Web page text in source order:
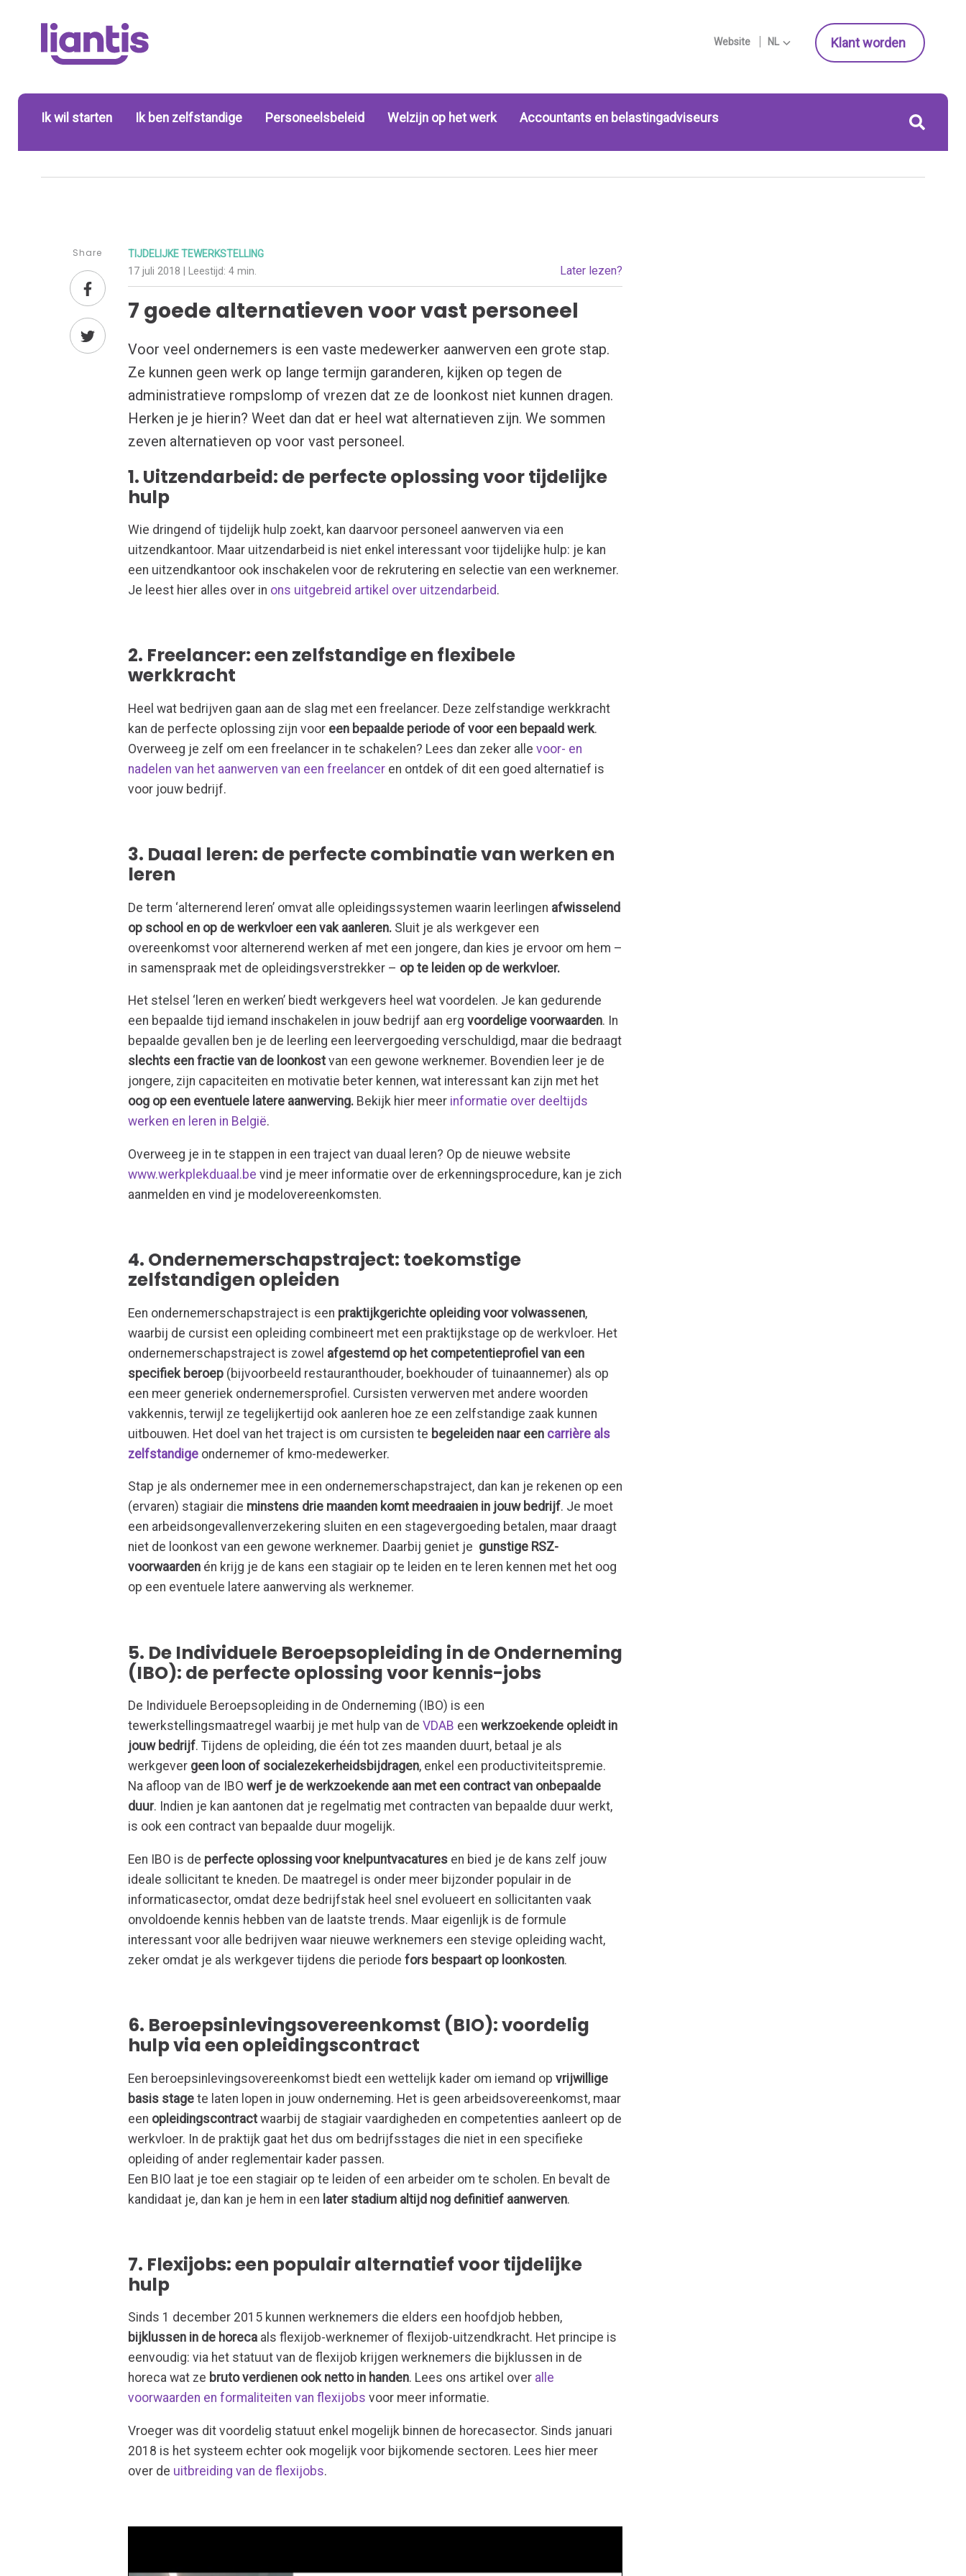
Website NL Klant worden
Ik wil starten Ik ben zelfstandige Personeelsbeleid Welzijn op het werk Accountants en belastingadviseurs
Share TIJDELIJKE TEWERKSTELLING
17 juli 2018 | Leestijd:4 min. Later lezen?
7 goede alternatieven voor vast personeel
Voor veel ondernemers is een vaste medewerker aanwerven een grote stap.
Ze kunnen geen werk op lange termijn garanderen, kijken op tegen de
administratieve rompslomp of vrezen dat ze de loonkost niet kunnen dragen.
Herken je je hierin? Weet dan dat er heel wat alternatieven zijn. We sommen
zeven alternatieven op voor vast personeel.
1. Uitzendarbeid: de perfecte oplossing voor tijdelijke
hulp
Wie dringend of tijdelijk hulp zoekt, kan daarvoor personeel aanwerven via een
uitzendkantoor. Maar uitzendarbeid is niet enkel interessant voor tijdelijke hulp: je kan
een uitzendkantoor ook inschakelen voor de rekrutering en selectie van een werknemer.
Je leest hier alles over in ons uitgebreid artikel over uitzendarbeid.
2. Freelancer: een zelfstandige en flexibele
werkkracht
Heel wat bedrijven gaan aan de slag met een freelancer. Deze zelfstandige werkkracht
kan de perfecte oplossing zijn voor een bepaalde periode of voor een bepaald werk.
Overweeg je zelf om een freelancer in te schakelen? Lees dan zeker allevoor- en
nadelen van het aanwerven van een freelancer en ontdek of dit een goed alternatief is
voor jouw bedrijf.
3. Duaal leren: de perfecte combinatie van werken en
leren
De term ‘alternerend leren’ omvat alle opleidingssystemen waarin leerlingen afwisselend
op school en op de werkvloer een vak aanleren. Sluit je als werkgever een
overeenkomst voor alternerend werken af met een jongere, dan kies je ervoor om hem –
in samenspraak met de opleidingsverstrekker – op te leiden op de werkvloer.
Het stelsel ‘leren en werken’ biedt werkgevers heel wat voordelen. Je kan gedurende
een bepaalde tijd iemand inschakelen in jouw bedrijf aan ergvoordelige voorwaarden. In
bepaalde gevallen ben je de leerling een leervergoeding verschuldigd, maar die bedraagt
slechts een fractie van de loonkost van een gewone werknemer. Bovendien leer je de
jongere, zijn capaciteiten en motivatie beter kennen, wat interessant kan zijn met het
oog op een eventuele latere aanwerving. Bekijk hier meer informatie over deeltijds
werken en leren in België.
Overweeg je in te stappen in een traject van duaal leren? Op de nieuwe website
www.werkplekduaal.be vind je meer informatie over de erkenningsprocedure, kan je zich
aanmelden en vind je modelovereenkomsten.
4. Ondernemerschapstraject: toekomstige
zelfstandigen opleiden
Een ondernemerschapstraject is een praktijkgerichte opleiding voor volwassenen,
waarbij de cursist een opleiding combineert met een praktijkstage op de werkvloer. Het
ondernemerschapstraject is zowel afgestemd op het competentieprofiel van een
specifiek beroep (bijvoorbeeld restauranthouder, boekhouder of tuinaannemer) als op
een meer generiek ondernemersprofiel. Cursisten verwerven met andere woorden
vakkennis, terwijl ze tegelijkertijd ook aanleren hoe ze een zelfstandige zaak kunnen
uitbouwen. Het doel van het traject is om cursisten te begeleiden naar een carrière als
zelfstandige ondernemer of kmo-medewerker.
Stap je als ondernemer mee in een ondernemerschapstraject, dan kan je rekenen op een
(ervaren) stagiair die minstens drie maanden komt meedraaien in jouw bedrijf. Je moet
een arbeidsongevallenverzekering sluiten en een stagevergoeding betalen, maar draagt
niet de loonkost van een gewone werknemer. Daarbij geniet je gunstige RSZ-
voorwaarden én krijg je de kans een stagiair op te leiden en te leren kennen met het oog
op een eventuele latere aanwerving als werknemer.
5. De Individuele Beroepsopleiding in de Onderneming
(IBO): de perfecte oplossing voor kennis-jobs
De Individuele Beroepsopleiding in de Onderneming (IBO) is een
tewerkstellingsmaatregel waarbij je met hulp van deVDAB eenwerkzoekende opleidt in
jouw bedrijf. Tijdens de opleiding, die één tot zes maanden duurt, betaal je als
werkgever geen loon of socialezekerheidsbijdragen, enkel een productiviteitspremie.
Na afloop van de IBOwerf je de werkzoekende aan met een contract van onbepaalde
duur. Indien je kan aantonen dat je regelmatig met contracten van bepaalde duur werkt,
is ook een contract van bepaalde duur mogelijk.
Een IBO is de perfecte oplossing voor knelpuntvacatures en bied je de kans zelf jouw
ideale sollicitant te kneden. De maatregel is onder meer bijzonder populair in de
informaticasector, omdat deze bedrijfstak heel snel evolueert en sollicitanten vaak
onvoldoende kennis hebben van de laatste trends. Maar eigenlijk is de formule
interessant voor alle bedrijven waar nieuwe werknemers een stevige opleiding wacht,
zeker omdat je als werkgever tijdens die periodefors bespaart op loonkosten.
6. Beroepsinlevingsovereenkomst (BIO): voordelig
hulp via een opleidingscontract
Een beroepsinlevingsovereenkomst biedt een wettelijk kader om iemand opvrijwillige
basis stage te laten lopen in jouw onderneming. Het is geen arbeidsovereenkomst, maar
een opleidingscontract waarbij de stagiair vaardigheden en competenties aanleert op de
werkvloer. In de praktijk gaat het dus om bedrijfsstages die niet in een specifieke
opleiding of ander reglementair kader passen.
Een BIO laat je toe een stagiair op te leiden of een arbeider om te scholen. En bevalt de
kandidaat je, dan kan je hem in een later stadium altijd nog definitief aanwerven.
7. Flexijobs: een populair alternatief voor tijdelijke
hulp
Sinds 1 december 2015 kunnen werknemers die elders een hoofdjob hebben,
bijklussen in de horeca als flexijob-werknemer of flexijob-uitzendkracht. Het principe is
eenvoudig: via het statuut van de flexijob krijgen werknemers die bijklussen in de
horeca wat ze bruto verdienen ook netto in handen. Lees ons artikel over alle
voorwaarden en formaliteiten van flexijobs voor meer informatie.
Vroeger was dit voordelig statuut enkel mogelijk binnen de horecasector. Sinds januari
2018 is het systeem echter ook mogelijk voor bijkomende sectoren. Lees hier meer
over de uitbreiding van de flexijobs.